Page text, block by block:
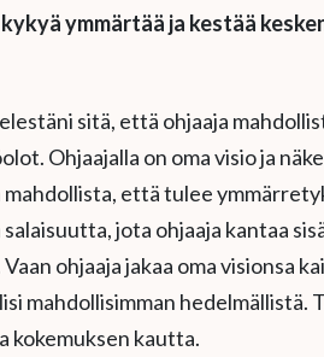
ymmärtää ja kestää
sitä, että ohjaaja
Ohjaajalla on oma visio ja
että tulee
jota ohjaaja kantaa
ohjaaja jakaa oma visionsa
mahdollisimman hedelmällistä.
kokemuksen kautta.